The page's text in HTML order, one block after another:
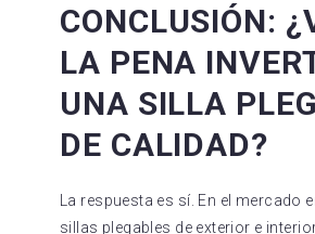
CONCLUSIÓN:
LA PENA
UNA SILLA
DE CALIDAD?
La respuesta es sí. En el mercado
sillas plegables de exterior e